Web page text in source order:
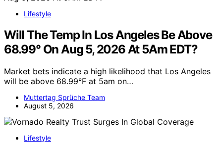
Lifestyle
Will The Temp In Los Angeles Be Above
68.99° On Aug 5, 2026 At 5Am EDT?
Market bets indicate a high likelihood that Los Angeles
will be above 68.99°F at 5am on…
Muttertag Sprüche Team
August 5, 2026
Lifestyle